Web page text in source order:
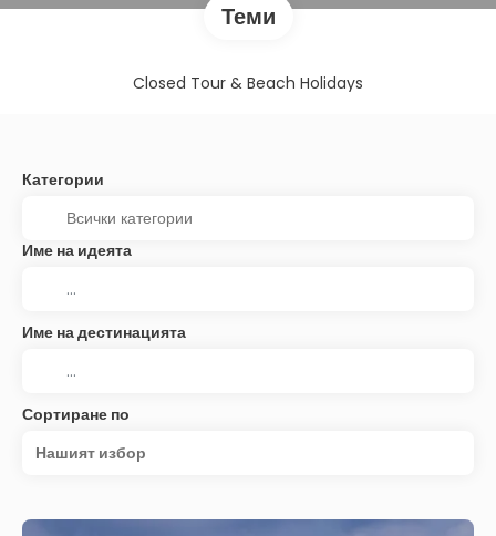
Теми
Closed Tour & Beach Holidays
Категории
Име на идеята
Име на дестинацията
Сортиране по
Нашият избор